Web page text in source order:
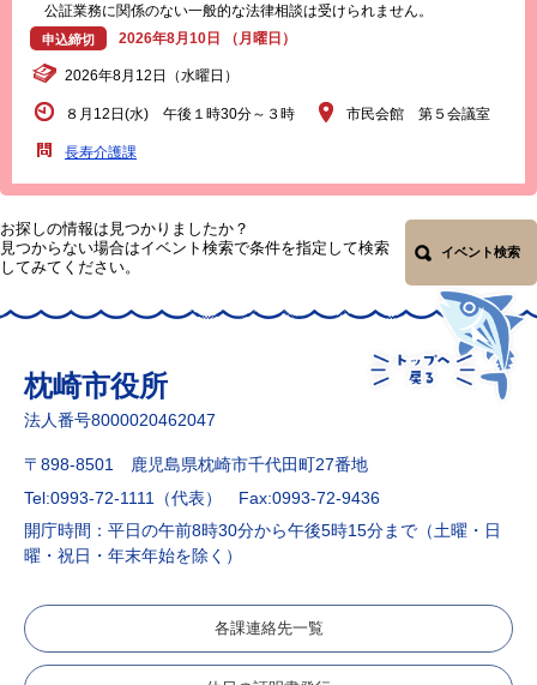
公証業務に関係のない一般的な法律相談は受けられません。
申込締切 2026年8月10日 （月曜日）
2026年8月12日（水曜日）
８月12日(水) 午後１時30分～３時 市民会館 第５会議室
長寿介護課
お探しの情報は見つかりましたか？
見つからない場合はイベント検索で条件を指定して検索
してみてください。
イベント検索
枕崎市役所
法人番号8000020462047
〒898-8501 鹿児島県枕崎市千代田町27番地
Tel:0993-72-1111（代表）
Fax:0993-72-9436
開庁時間：平日の午前8時30分から午後5時15分まで（土曜・日
曜・祝日・年末年始を除く）
各課連絡先一覧